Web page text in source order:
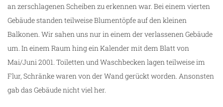
an zerschlagenen Scheiben zu erkennen war. Bei einem vierten
Gebäude standen teilweise Blumentöpfe auf den kleinen
Balkonen. Wir sahen uns nur in einem der verlassenen Gebäude
um. In einem Raum hing ein Kalender mit dem Blatt von
Mai/Juni 2001. Toiletten und Waschbecken lagen teilweise im
Flur, Schränke waren von der Wand gerückt worden. Ansonsten
gab das Gebäude nicht viel her.